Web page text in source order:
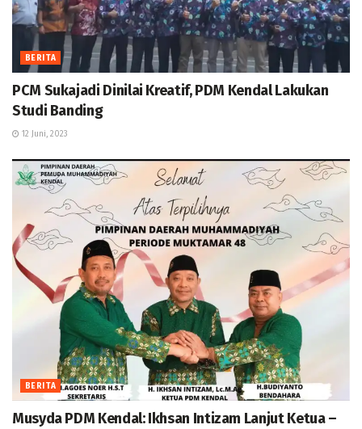
BERITA
PCM Sukajadi Dinilai Kreatif, PDM Kendal Lakukan
Studi Banding
12 Juni, 2023
BERITA
Musyda PDM Kendal: Ikhsan Intizam Lanjut Ketua –